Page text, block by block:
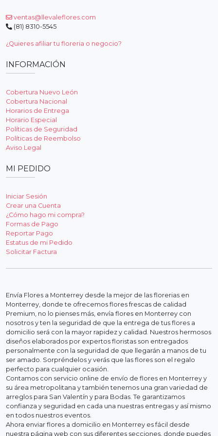
ventas@llevaleflores.com
(81) 8310-5545
¿Quieres afiliar tu floreria o negocio?
INFORMACIÓN
Cobertura Nuevo León
Cobertura Nacional
Horarios de Entrega
Horario Especial
Políticas de Seguridad
Políticas de Reembolso
Aviso Legal
MI PEDIDO
Iniciar Sesión
Crear una Cuenta
¿Cómo hago mi compra?
Formas de Pago
Reportar Pago
Estatus de mi Pedido
Solicitar Factura
Envía Flores a Monterrey desde la mejor de las florerias en
Monterrey, donde te ofrecemos flores frescas de calidad
Premium, no lo pienses más, envía flores en Monterrey con
nosotros y ten la seguridad de que la entrega de tus flores a
domicilio será con la mayor rapidez y calidad. Nuestros hermosos
diseños elaborados por expertos floristas son entregados
personalmente con la seguridad de que llegarán a manos de tu
ser amado. Sorpréndelos y verás que las flores son el regalo
perfecto para cualquier ocasión.
Contamos con servicio online de envío de flores en Monterrey y
su área metropolitana y también tenemos una gran variedad de
arreglos para San Valentín y para Bodas. Te garantizamos
confianza y seguridad en cada una nuestras entregas y así mismo
en todos nuestros eventos.
Ahora enviar flores a domicilio en Monterrey es fácil desde
nuestra página web con sus diferentes secciones, donde puedes